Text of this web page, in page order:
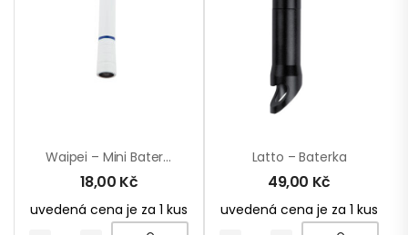
Waipei – Mini Baterka
18,00 Kč
uvedená cena je za 1 kus
Latto – Baterka
49,00 Kč
uvedená cena je za 1 kus